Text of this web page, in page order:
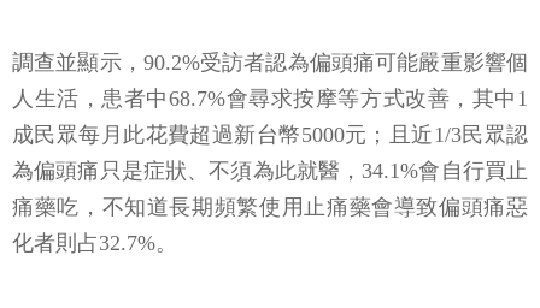
調查並顯示，90.2%受訪者認為偏頭痛可能嚴重影響個
人生活，患者中68.7%會尋求按摩等方式改善，其中1
成民眾每月此花費超過新台幣5000元；且近1/3民眾認
為偏頭痛只是症狀、不須為此就醫，34.1%會自行買止
痛藥吃，不知道長期頻繁使用止痛藥會導致偏頭痛惡
化者則占32.7%。